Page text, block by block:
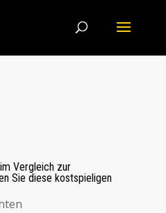
Vergleich zur
Sie diese kostspieligen